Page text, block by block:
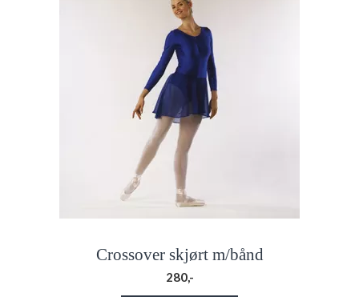
Crossover skjørt m/bånd
280,-